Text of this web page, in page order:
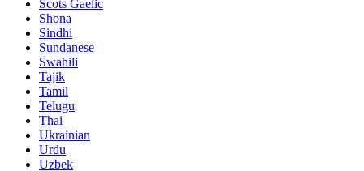
Scots Gaelic
Shona
Sindhi
Sundanese
Swahili
Tajik
Tamil
Telugu
Thai
Ukrainian
Urdu
Uzbek